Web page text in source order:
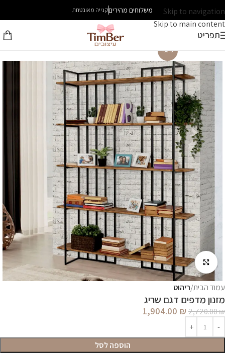
Skip to navigation
Skip to main content
משלוחים מהיריםקנייה מאובטחת
תפריט
עמוד הבית ריהוט
מזנון מדפים דגם שריג
2,720.00₪
1,904.00 ₪
הוספה לסל
-30%
לחץ להגדלה